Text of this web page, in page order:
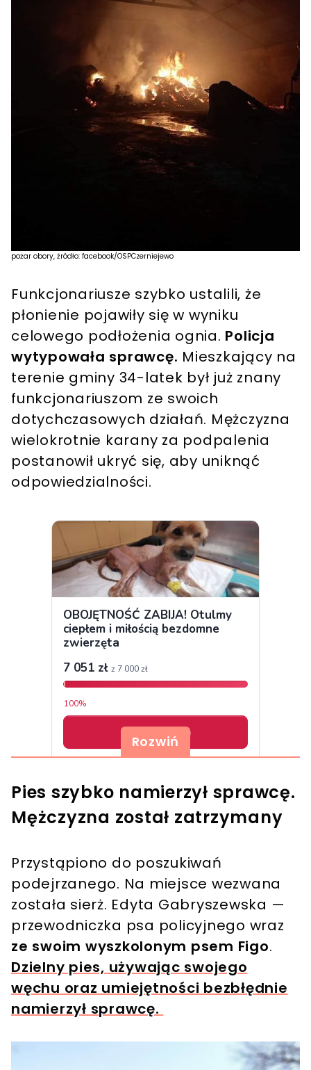
pożar obory, źródło: facebook/OSPCzerniejewo
Funkcjonariusze szybko ustalili, że
płonienie pojawiły się w wyniku
celowego podłożenia ognia. Policja
wytypowała sprawcę. Mieszkający na
terenie gminy 34-latek był już znany
funkcjonariuszom ze swoich
dotychczasowych działań. Mężczyzna
wielokrotnie karany za podpalenia
postanowił ukryć się, aby uniknąć
odpowiedzialności.
Rozwiń
Pies szybko namierzył sprawcę.
Mężczyzna został zatrzymany
Przystąpiono do poszukiwań
podejrzanego. Na miejsce wezwana
została sierż. Edyta Gabryszewska —
przewodniczka psa policyjnego wraz
ze swoim wyszkolonym psem Figo.
Dzielny pies, używając swojego
węchu oraz umiejętności bezbłędnie
namierzył sprawcę.